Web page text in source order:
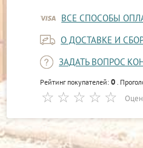
ВСЕ СПОСОБЫ
О ДОСТАВКЕ И
ЗАДАТЬ ВОПРОС
Рейтинг покупателей:0.